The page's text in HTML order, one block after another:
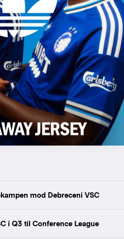
mod Debreceni VSC
i Q3 til Conference League